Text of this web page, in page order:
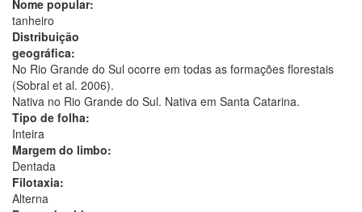
Nome popular:
tanheiro
Distribuição
geográfica:
No Rio Grande do Sul ocorre em todas as formações florestais
(Sobral et al. 2006).
Nativa no Rio Grande do Sul. Nativa em Santa Catarina.
Tipo de folha:
Inteira
Margem do limbo:
Dentada
Filotaxia:
Alterna